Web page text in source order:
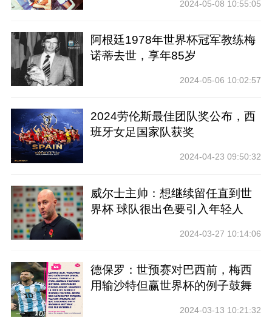
2024-05-08 10:55:05
阿根廷1978年世界杯冠军教练梅
诺蒂去世，享年85岁
2024-05-06 10:02:57
2024劳伦斯最佳团队奖公布，西
班牙女足国家队获奖
2024-04-23 09:50:32
威尔士主帅：想继续留任直到世
界杯 球队很出色要引入年轻人
2024-03-27 10:14:06
德保罗：世预赛对巴西前，梅西
用输沙特但赢世界杯的例子鼓舞
2024-03-13 10:21:32